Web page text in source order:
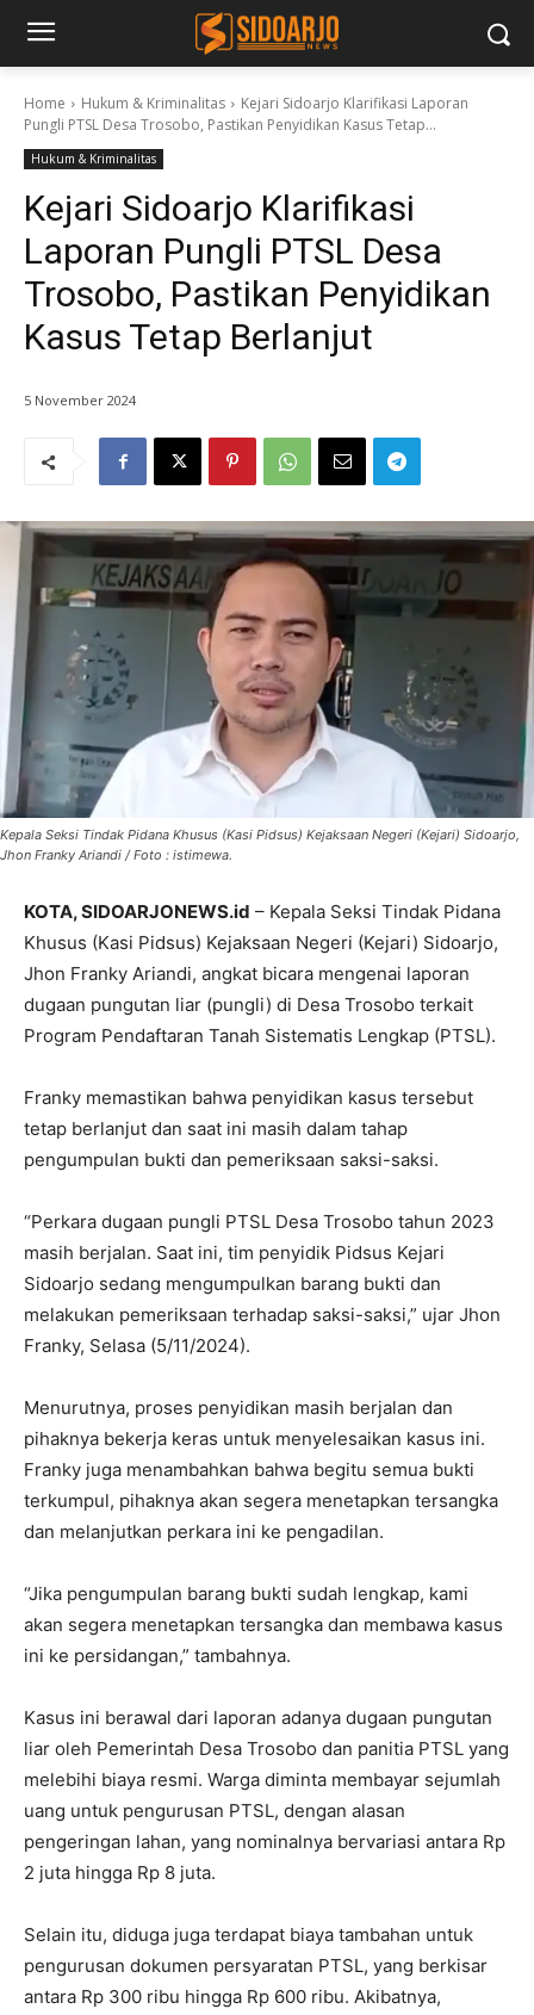
Home Hukum & Kriminalitas
Kejari Sidoarjo Klarifikasi Laporan
Pungli PTSL Desa Trosobo, Pastikan Penyidikan Kasus Tetap...
Hukum & Kriminalitas
Kejari Sidoarjo Klarifikasi
Laporan Pungli PTSL Desa
Trosobo, Pastikan Penyidikan
Kasus Tetap Berlanjut
5 November 2024
Kepala Seksi Tindak Pidana Khusus (Kasi Pidsus) Kejaksaan Negeri (Kejari) Sidoarjo,
Jhon Franky Ariandi / Foto : istimewa.
KOTA, SIDOARJONEWS.id – Kepala Seksi Tindak Pidana
Khusus (Kasi Pidsus) Kejaksaan Negeri (Kejari) Sidoarjo,
Jhon Franky Ariandi, angkat bicara mengenai laporan
dugaan pungutan liar (pungli) di Desa Trosobo terkait
Program Pendaftaran Tanah Sistematis Lengkap (PTSL).
Franky memastikan bahwa penyidikan kasus tersebut
tetap berlanjut dan saat ini masih dalam tahap
pengumpulan bukti dan pemeriksaan saksi-saksi.
“Perkara dugaan pungli PTSL Desa Trosobo tahun 2023
masih berjalan. Saat ini, tim penyidik Pidsus Kejari
Sidoarjo sedang mengumpulkan barang bukti dan
melakukan pemeriksaan terhadap saksi-saksi,” ujar Jhon
Franky, Selasa (5/11/2024).
Menurutnya, proses penyidikan masih berjalan dan
pihaknya bekerja keras untuk menyelesaikan kasus ini.
Franky juga menambahkan bahwa begitu semua bukti
terkumpul, pihaknya akan segera menetapkan tersangka
dan melanjutkan perkara ini ke pengadilan.
“Jika pengumpulan barang bukti sudah lengkap, kami
akan segera menetapkan tersangka dan membawa kasus
ini ke persidangan,” tambahnya.
Kasus ini berawal dari laporan adanya dugaan pungutan
liar oleh Pemerintah Desa Trosobo dan panitia PTSL yang
melebihi biaya resmi. Warga diminta membayar sejumlah
uang untuk pengurusan PTSL, dengan alasan
pengeringan lahan, yang nominalnya bervariasi antara Rp
2 juta hingga Rp 8 juta.
Selain itu, diduga juga terdapat biaya tambahan untuk
pengurusan dokumen persyaratan PTSL, yang berkisar
antara Rp 300 ribu hingga Rp 600 ribu. Akibatnya,